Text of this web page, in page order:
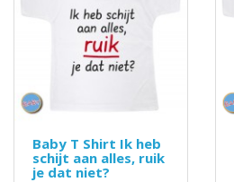
Baby T Shirt Ik heb
schijt aan alles, ruik
je dat niet?